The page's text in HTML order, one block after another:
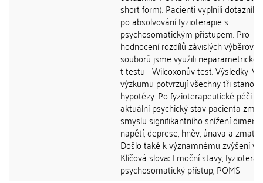
short form). Pacienti vyplnili dotazník
po absolvování fyzioterapie s
psychosomatickým přístupem. Pro
hodnocení rozdílů závislých
souborů jsme využili
t-testu - Wilcoxonův test. Výsledky:
výzkumu potvrzují všechny tři
hypotézy. Po fyzioterapeutické péči se
aktuální psychický stav pacienta
smyslu signifikantního snížení dimenzí
napětí, deprese, hněv, únava a
Došlo také k významnému zvýšení
Klíčová slova: Emoční stavy,
psychosomatický přístup, POMS